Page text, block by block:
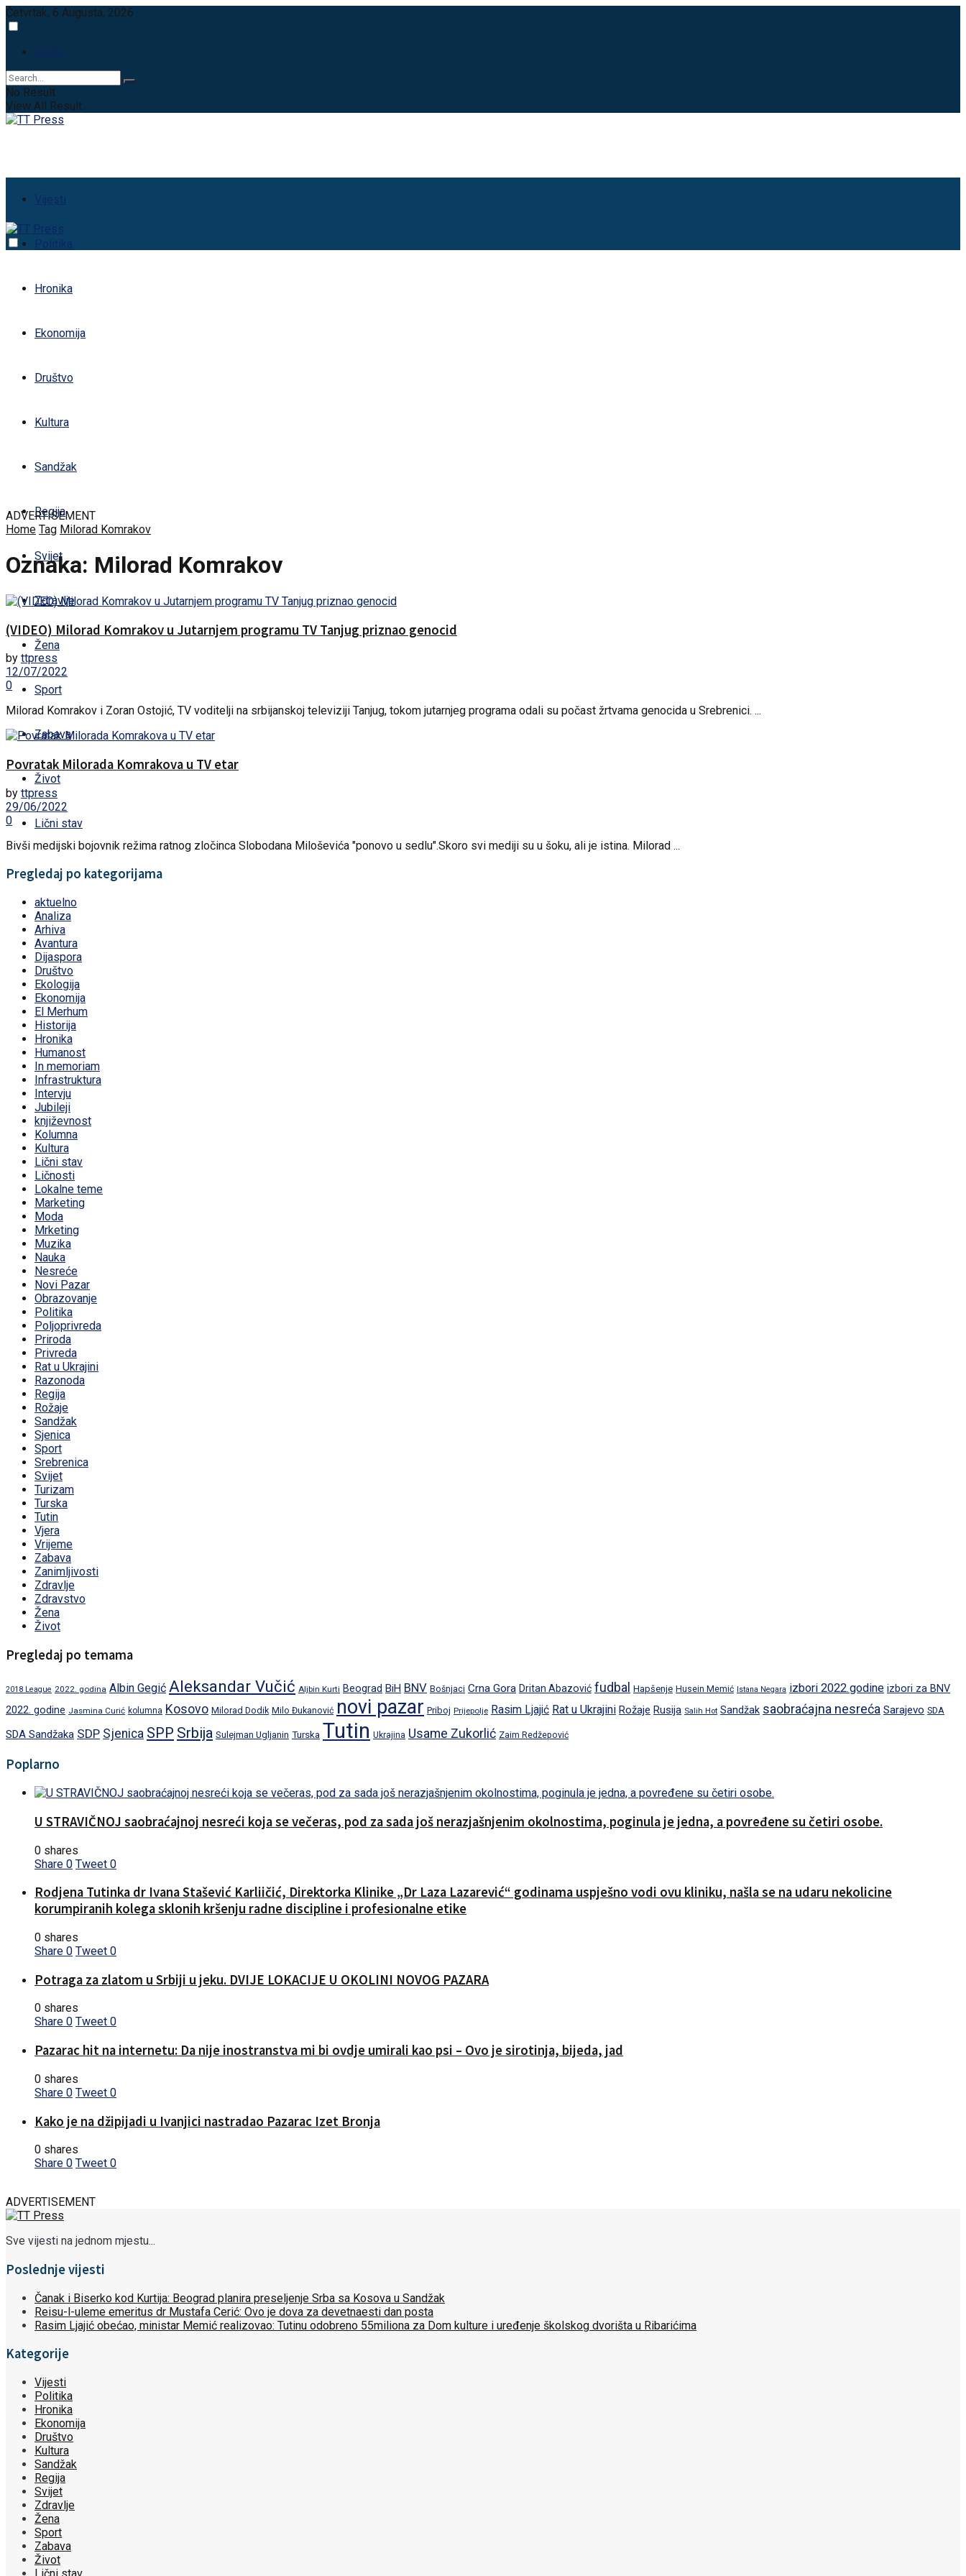
Četvrtak, 6 Augusta, 2026
Login
No Result
View All Result
Vijesti
Politika
Hronika
Ekonomija
Društvo
Kultura
Sandžak
Regija
Svijet
Zdravlje
Žena
Sport
Zabava
Život
Lični stav
ADVERTISEMENT
Home Tag Milorad Komrakov
Oznaka: Milorad Komrakov
(VIDEO) Milorad Komrakov u Jutarnjem programu TV Tanjug priznao genocid
by ttpress
12/07/2022
0
Milorad Komrakov i Zoran Ostojić, TV voditelji na srbijanskoj televiziji Tanjug, tokom jutarnjeg programa odali su počast žrtvama genocida u Srebrenici. ...
Povratak Milorada Komrakova u TV etar
by ttpress
29/06/2022
0
Bivši medijski bojovnik režima ratnog zločinca Slobodana Miloševića "ponovo u sedlu".Skoro svi mediji su u šoku, ali je istina. Milorad ...
Pregledaj po kategorijama
aktuelno
Analiza
Arhiva
Avantura
Dijaspora
Društvo
Ekologija
Ekonomija
El Merhum
Historija
Hronika
Humanost
In memoriam
Infrastruktura
Intervju
Jubileji
književnost
Kolumna
Kultura
Lični stav
Ličnosti
Lokalne teme
Marketing
Moda
Mrketing
Muzika
Nauka
Nesreće
Novi Pazar
Obrazovanje
Politika
Poljoprivreda
Priroda
Privreda
Rat u Ukrajini
Razonoda
Regija
Rožaje
Sandžak
Sjenica
Sport
Srebrenica
Svijet
Turizam
Turska
Tutin
Vjera
Vrijeme
Zabava
Zanimljivosti
Zdravlje
Zdravstvo
Žena
Život
Pregledaj po temama
2018 League 2022. godina Albin Gegić Aleksandar Vučić Aljbin Kurti Beograd BiH BNV Bošnjaci Crna Gora Dritan Abazović fudbal Hapšenje Husein Memić Istana Negara izbori 2022.godine izbori za BNV
2022. godine Jasmina Curić kolumna Kosovo Milorad Dodik Milo Đukanović novi pazar Priboj Prijepolje Rasim Ljajić Rat u Ukrajini Rožaje Rusija Salih Hot Sandžak saobraćajna nesreća Sarajevo SDA
SDA Sandžaka SDP Sjenica SPP Srbija Sulejman Ugljanin Turska Tutin Ukrajina Usame Zukorlić Zaim Redžepović
Poplarno
U STRAVIČNOJ saobraćajnoj nesreći koja se večeras, pod za sada još nerazjašnjenim okolnostima, poginula je jedna, a povređene su četiri osobe.
0 shares
Share 0 Tweet 0
Rodjena Tutinka dr Ivana Stašević Karliičić, Direktorka Klinike „Dr Laza Lazarević“ godinama uspješno vodi ovu kliniku, našla se na udaru nekolicine
korumpiranih kolega sklonih kršenju radne discipline i profesionalne etike
0 shares
Share 0 Tweet 0
Potraga za zlatom u Srbiji u jeku. DVIJE LOKACIJE U OKOLINI NOVOG PAZARA
0 shares
Share 0 Tweet 0
Pazarac hit na internetu: Da nije inostranstva mi bi ovdje umirali kao psi – Ovo je sirotinja, bijeda, jad
0 shares
Share 0 Tweet 0
Kako je na džipijadi u Ivanjici nastradao Pazarac Izet Bronja
0 shares
Share 0 Tweet 0
ADVERTISEMENT
Sve vijesti na jednom mjestu...
Poslednje vijesti
Čanak i Biserko kod Kurtija: Beograd planira preseljenje Srba sa Kosova u Sandžak
Reisu-l-uleme emeritus dr Mustafa Cerić: Ovo je dova za devetnaesti dan posta
Rasim Ljajić obećao, ministar Memić realizovao: Tutinu odobreno 55miliona za Dom kulture i uređenje školskog dvorišta u Ribarićima
Kategorije
Vijesti
Politika
Hronika
Ekonomija
Društvo
Kultura
Sandžak
Regija
Svijet
Zdravlje
Žena
Sport
Zabava
Život